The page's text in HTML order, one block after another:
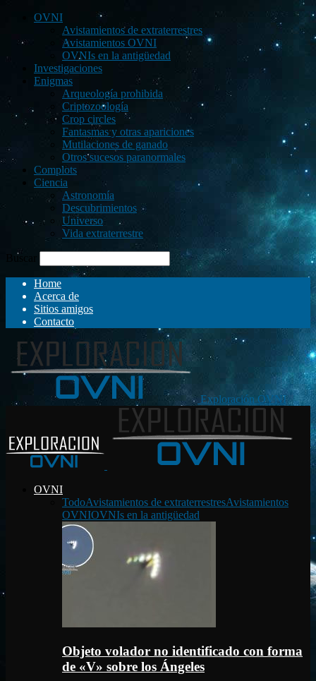
OVNI
Avistamientos de extraterrestres
Avistamientos OVNI
OVNIs en la antigüedad
Investigaciones
Enigmas
Arqueología prohibida
Criptozoología
Crop circles
Fantasmas y otras apariciones
Mutilaciones de ganado
Otros sucesos paranormales
Complots
Ciencia
Astronomía
Descubrimientos
Universo
Vida extraterrestre
Buscar
Home
Acerca de
Sitios amigos
Contacto
Exploración OVNI
OVNI
TodoAvistamientos de extraterrestresAvistamientos
OVNIOVNIs en la antigüedad
Objeto volador no identificado con forma
de «V» sobre los Ángeles